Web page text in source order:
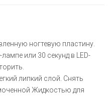
ногтевую пластину.
или 30 секунд в LED-
липкий слой. Снять
Жидкостью для